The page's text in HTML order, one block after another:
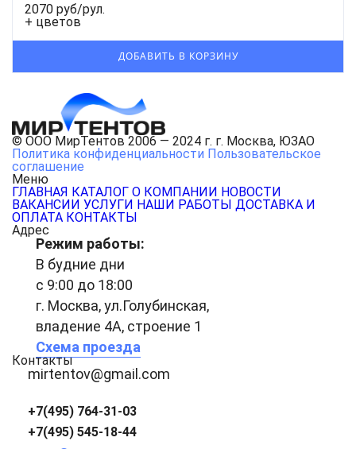
2070 руб/рул.
+ цветов
© ООО МирТентов 2006 — 2024 г. г. Москва, ЮЗАО
Политика конфиденциальности Пользовательское
соглашение
Меню
ГЛАВНАЯ КАТАЛОГ О КОМПАНИИ НОВОСТИ
ВАКАНСИИ УСЛУГИ НАШИ РАБОТЫ ДОСТАВКА И
ОПЛАТА КОНТАКТЫ
Адрес
Режим работы:
В будние дни
с 9:00 до 18:00
г. Москва, ул.Голубинская,
владение 4А, строение 1
Схема проезда
Контакты
mirtentov@gmail.com
+7(495) 764-31-03
+7(495) 545-18-44